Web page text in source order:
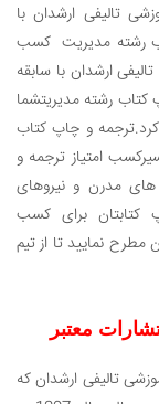
تالیفی ارشدان با
رشته مدیریت کسب
ارشدان با سابقه
رشته مدیریتشما
ترجمه و چاپ کتاب
امتیاز ترجمه و
های مدرن و نیروهای
برای کسب
مطرح نمایید تا از تیم
معتبر
تالیفی ارشدان که